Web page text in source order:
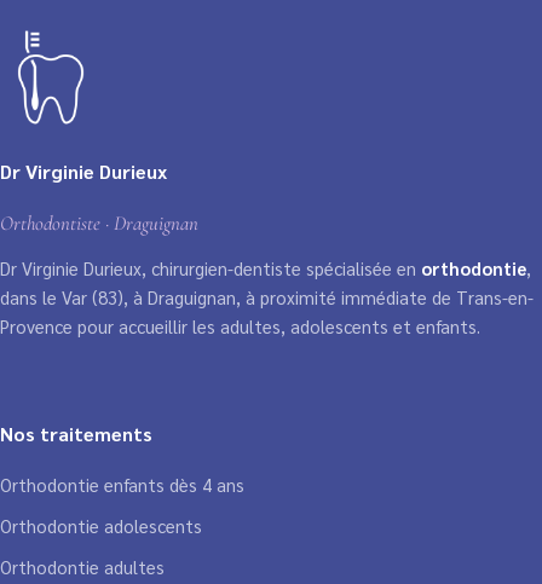
Dr Virginie Durieux
Orthodontiste · Draguignan
Dr Virginie Durieux, chirurgien-dentiste spécialisée en orthodontie,
dans le Var (83), à Draguignan, à proximité immédiate de Trans-en-
Provence pour accueillir les adultes, adolescents et enfants.
Nos traitements
Orthodontie enfants dès 4 ans
Orthodontie adolescents
Orthodontie adultes